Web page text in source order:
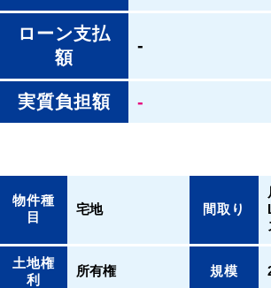
ローン支払
額
-
実質負担額 -
物件種
目
宅地 間取り
土地権
利
所有権 規模